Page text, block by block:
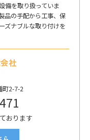
備を取り扱っていま
品の手配から工事、保
ズナブルな取り付けを
社
町2-7-2
おります